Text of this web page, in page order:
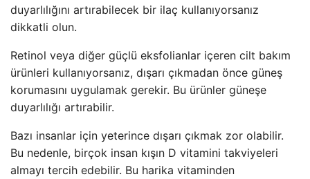
duyarlılığını artırabilecek bir ilaç kullanıyorsanız
dikkatli olun.
Retinol veya diğer güçlü eksfolianlar içeren cilt bakım
ürünleri kullanıyorsanız, dışarı çıkmadan önce güneş
korumasını uygulamak gerekir. Bu ürünler güneşe
duyarlılığı artırabilir.
Bazı insanlar için yeterince dışarı çıkmak zor olabilir.
Bu nedenle, birçok insan kışın D vitamini takviyeleri
almayı tercih edebilir. Bu harika vitaminden